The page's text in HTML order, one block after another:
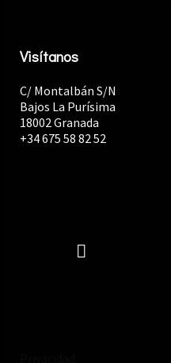
Visítanos
C/ Montalbán S/N
Bajos La Purísima
18002 Granada
+34 675 58 82 52